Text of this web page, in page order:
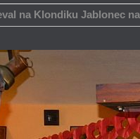
na Klondiku Jablonec